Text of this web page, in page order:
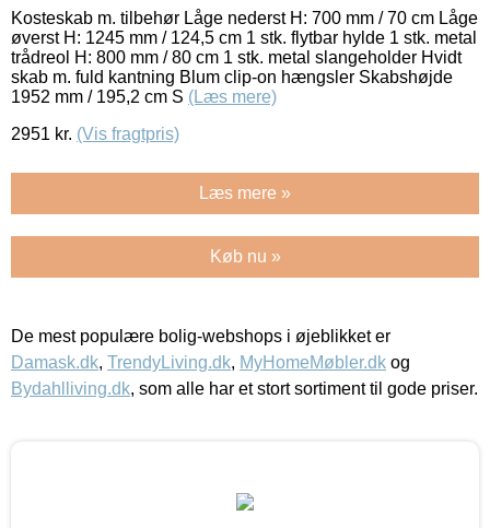
Kosteskab m. tilbehør Låge nederst H: 700 mm / 70 cm Låge
øverst H: 1245 mm / 124,5 cm 1 stk. flytbar hylde 1 stk. metal
trådreol H: 800 mm / 80 cm 1 stk. metal slangeholder Hvidt
skab m. fuld kantning Blum clip-on hængsler Skabshøjde
1952 mm / 195,2 cm S (Læs mere)
2951 kr. (Vis fragtpris)
Læs mere »
Køb nu »
De mest populære bolig-webshops i øjeblikket er
Damask.dk, TrendyLiving.dk, MyHomeMøbler.dk og
Bydahlliving.dk, som alle har et stort sortiment til gode priser.